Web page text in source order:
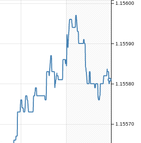
1.15570
1.15580
1.15590
1.15600